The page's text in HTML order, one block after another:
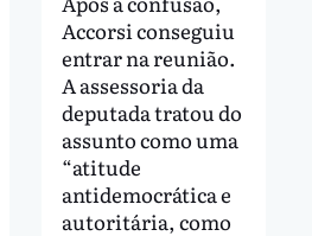
Accorsi conseguiu
entrar na reunião.
A assessoria da
deputada tratou do
assunto como uma
“atitude
antidemocrática e
autoritária, como